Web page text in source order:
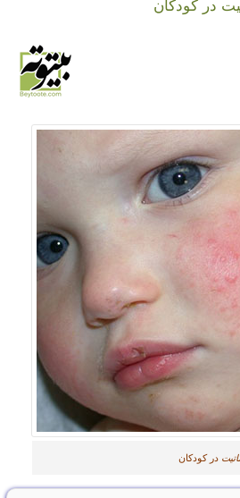
در کودکان
در کودکان